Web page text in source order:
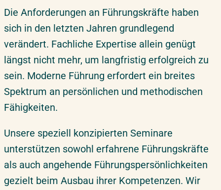
Überblick
Die Anforderungen an Führungskräfte haben
sich in den letzten Jahren grundlegend
verändert. Fachliche Expertise allein genügt
längst nicht mehr, um langfristig erfolgreich zu
sein. Moderne Führung erfordert ein breites
Spektrum an persönlichen und methodischen
Fähigkeiten.
Unsere speziell konzipierten Seminare
unterstützen sowohl erfahrene Führungskräfte
als auch angehende Führungspersönlichkeiten
gezielt beim Ausbau ihrer Kompetenzen. Wir